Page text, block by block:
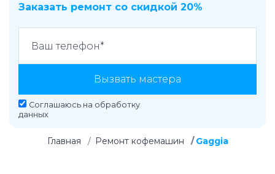
Заказать ремонт со скидкой 20%
Вызвать мастера
Соглашаюсь на обработку
данных
Главная Ремонт кофемашин Gaggia